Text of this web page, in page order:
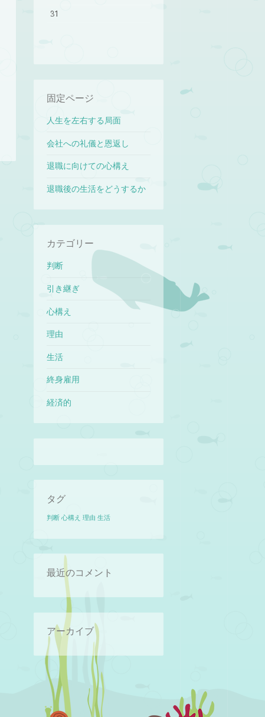
31
固定ページ
人生を左右する局面
会社への礼儀と恩返し
退職に向けての心構え
退職後の生活をどうするか
カテゴリー
判断
引き継ぎ
心構え
理由
生活
終身雇用
経済的
タグ
判断 心構え 理由 生活
最近のコメント
アーカイブ